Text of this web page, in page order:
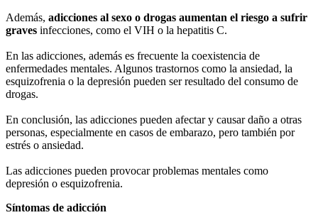
Además, adicciones al sexo o drogas aumentan el riesgo a sufrir
graves infecciones, como el VIH o la hepatitis C.
En las adicciones, además es frecuente la coexistencia de
enfermedades mentales. Algunos trastornos como la ansiedad, la
esquizofrenia o la depresión pueden ser resultado del consumo de
drogas.
En conclusión, las adicciones pueden afectar y causar daño a otras
personas, especialmente en casos de embarazo, pero también por
estrés o ansiedad.
Las adicciones pueden provocar problemas mentales como
depresión o esquizofrenia.
Síntomas de adicción